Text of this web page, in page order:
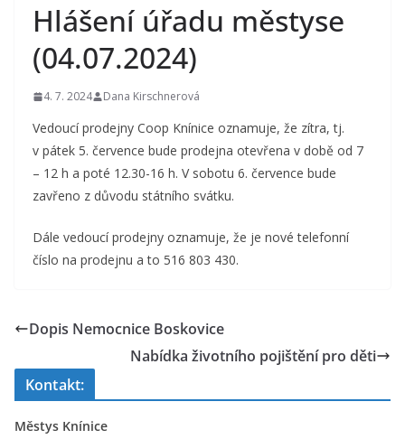
Hlášení úřadu městyse
(04.07.2024)
4. 7. 2024 Dana Kirschnerová
Vedoucí prodejny Coop Knínice oznamuje, že zítra, tj.
v pátek 5. července bude prodejna otevřena v době od 7
– 12 h a poté 12.30-16 h. V sobotu 6. července bude
zavřeno z důvodu státního svátku.
Dále vedoucí prodejny oznamuje, že je nové telefonní
číslo na prodejnu a to 516 803 430.
Dopis Nemocnice Boskovice
Nabídka životního pojištění pro děti
Kontakt:
Městys Knínice